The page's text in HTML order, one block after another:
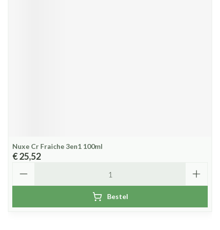
Nuxe Cr Fraiche 3en1 100ml
€ 25,52
Bestel